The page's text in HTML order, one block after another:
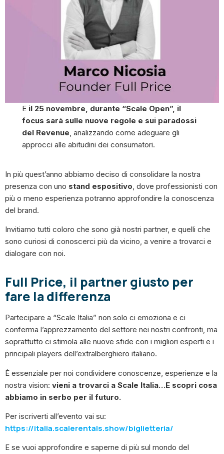
E il 25 novembre, durante “Scale Open”, il
focus sarà sulle nuove regole e sui paradossi
del Revenue, analizzando come adeguare gli
approcci alle abitudini dei consumatori.
In più quest’anno abbiamo deciso di consolidare la nostra
presenza con uno stand espositivo, dove professionisti con
più o meno esperienza potranno approfondire la conoscenza
del brand.
Invitiamo tutti coloro che sono già nostri partner, e quelli che
sono curiosi di conoscerci più da vicino, a venire a trovarci e
dialogare con noi.
Full Price, il partner giusto per
fare la differenza
Partecipare a “Scale Italia” non solo ci emoziona e ci
conferma l’apprezzamento del settore nei nostri confronti, ma
soprattutto ci stimola alle nuove sfide con i migliori esperti e i
principali players dell’extralberghiero italiano.
È essenziale per noi condividere conoscenze, esperienze e la
nostra vision: vieni a trovarci a Scale Italia…E scopri cosa
abbiamo in serbo per il futuro.
Per iscriverti all’evento vai su:
https://italia.scalerentals.show/biglietteria/
E se vuoi approfondire e saperne di più sul mondo del